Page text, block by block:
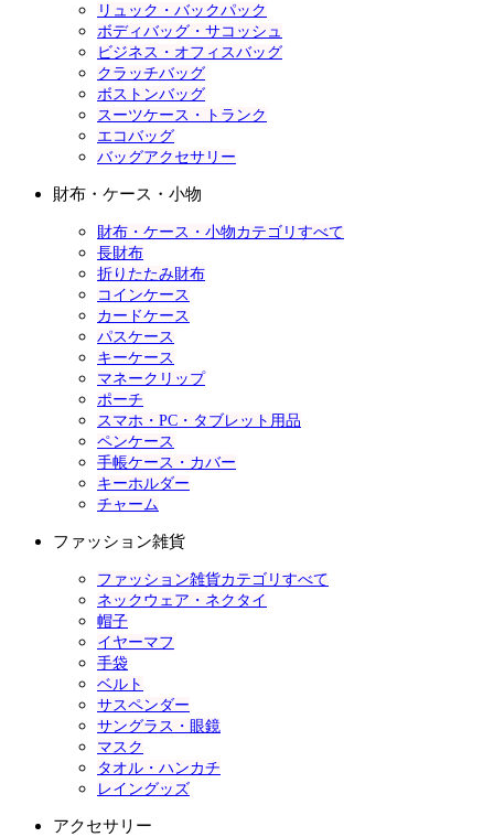
リュック・バックパック
ボディバッグ・サコッシュ
ビジネス・オフィスバッグ
クラッチバッグ
ボストンバッグ
スーツケース・トランク
エコバッグ
バッグアクセサリー
財布・ケース・小物
財布・ケース・小物カテゴリすべて
長財布
折りたたみ財布
コインケース
カードケース
パスケース
キーケース
マネークリップ
ポーチ
スマホ・PC・タブレット用品
ペンケース
手帳ケース・カバー
キーホルダー
チャーム
ファッション雑貨
ファッション雑貨カテゴリすべて
ネックウェア・ネクタイ
帽子
イヤーマフ
手袋
ベルト
サスペンダー
サングラス・眼鏡
マスク
タオル・ハンカチ
レイングッズ
アクセサリー